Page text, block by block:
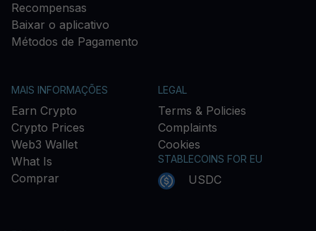
Recompensas
Baixar o aplicativo
Métodos de Pagamento
MAIS INFORMAÇÕES
Earn Crypto
Crypto Prices
Web3 Wallet
What Is
Comprar
LEGAL
Terms & Policies
Complaints
Cookies
STABLECOINS FOR EU
USDC